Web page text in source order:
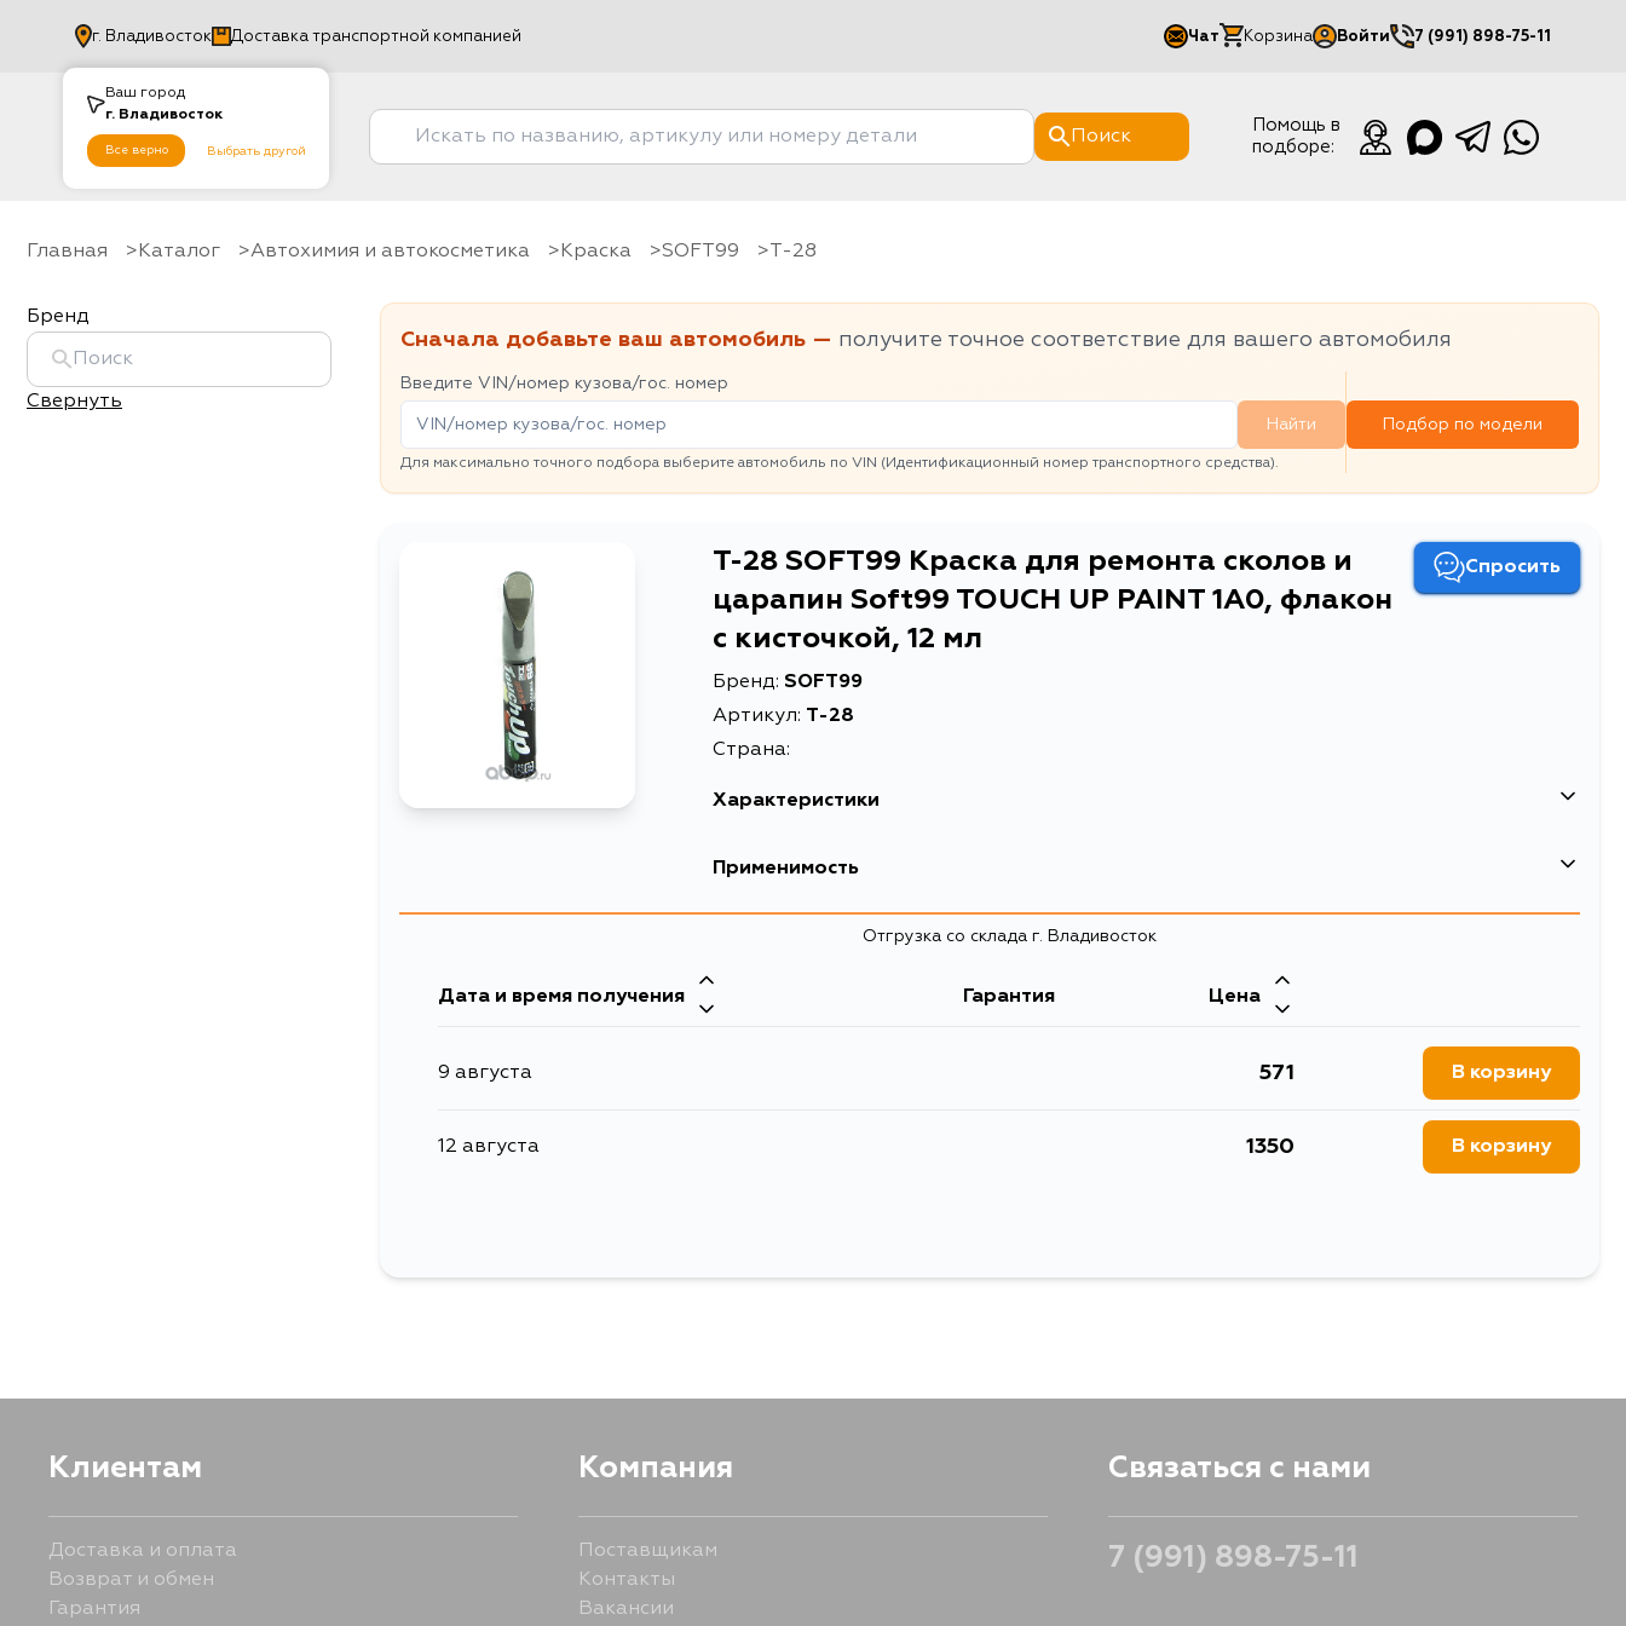
Ваш город
г. Владивосток
Все верно Выбрать другой
г. Владивосток Доставка транспортной компанией Чат Корзина Войти
Мой кабинет
7 (991) 898-75-11
Поиск
Помощь в
подборе:
Главная Каталог Автохимия и автокосметика Краска SOFT99 T-28
Бренд
Свернуть
Сначала добавьте ваш автомобиль — получите точное соответствие для вашего автомобиля
Введите VIN/номер кузова/гос. номер
Найти
Для максимально точного подбора выберите автомобиль по VIN (Идентификационный номер транспортного средства).
Подбор по модели
T-28 SOFT99 Краска для ремонта сколов и
царапин Soft99 TOUCH UP PAINT 1A0, флакон
с кисточкой, 12 мл
Спросить
Бренд: SOFT99
Артикул: T-28
Страна:
Характеристики
EAN-13 4975759170280
Описание
кисточкой, 12 мл
Применимость
Отгрузка со склада г. Владивосток
Дата и время получения Гарантия Цена
9 августа 571 В корзину
12 августа 1350 В корзину
Клиентам
Доставка и оплата
Возврат и обмен
Гарантия
Компания
Поставщикам
Контакты
Вакансии
Связаться с нами
7 (991) 898-75-11